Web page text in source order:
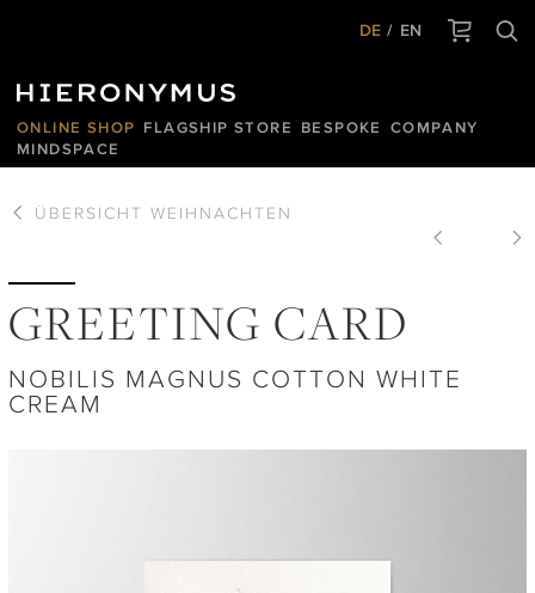
DE EN
ONLINE SHOP FLAGSHIP STORE BESPOKE
COMPANY
MINDSPACE
ÜBERSICHT WEIHNACHTEN
GREETING CARD
NOBILIS MAGNUS COTTON WHITE
CREAM